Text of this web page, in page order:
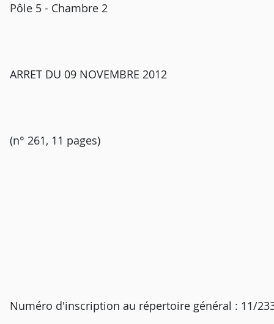
Pôle 5 - Chambre 2
ARRET DU 09 NOVEMBRE 2012
(n° 261, 11 pages)
Numéro d'inscription au répertoire général : 11/